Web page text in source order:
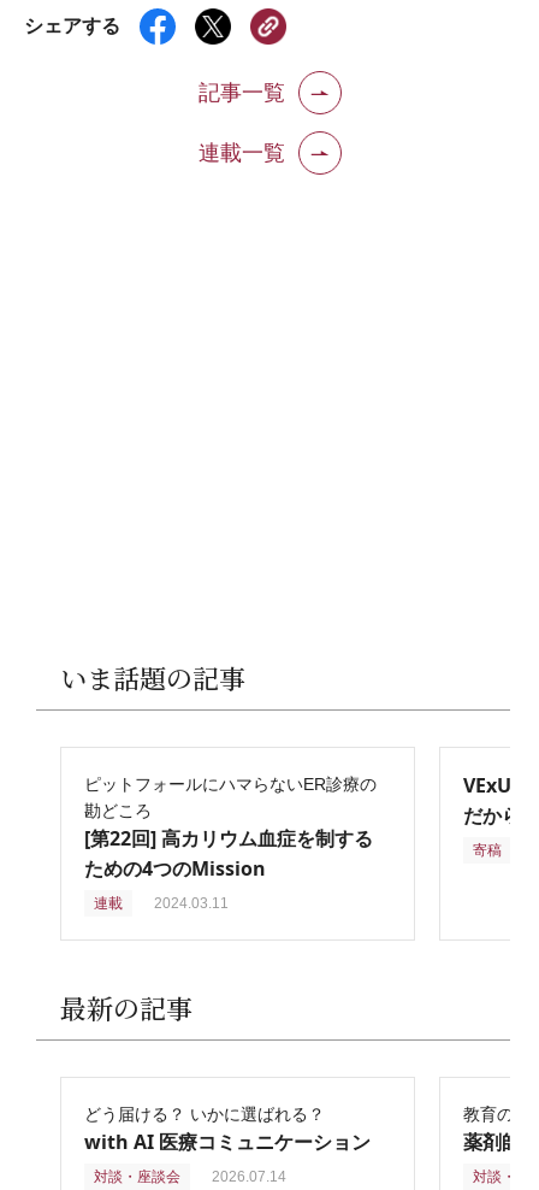
シェアする
記事一覧
連載一覧
いま話題の記事
ピットフォールにハマらないER診療の
勘どころ
[第22回] 高カリウム血症を制する
ための4つのMission
連載 2024.03.11
VExUS
だから
寄稿
最新の記事
どう届ける？ いかに選ばれる？
with AI 医療コミュニケーション
対談・座談会 2026.07.14
教育の再
薬剤師
対談・座